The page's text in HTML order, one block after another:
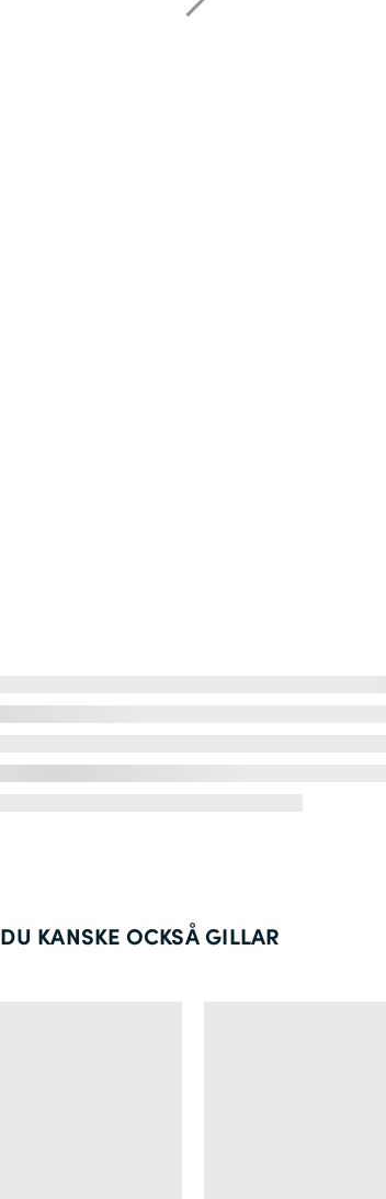
DU KANSKE OCKSÅ GILLAR